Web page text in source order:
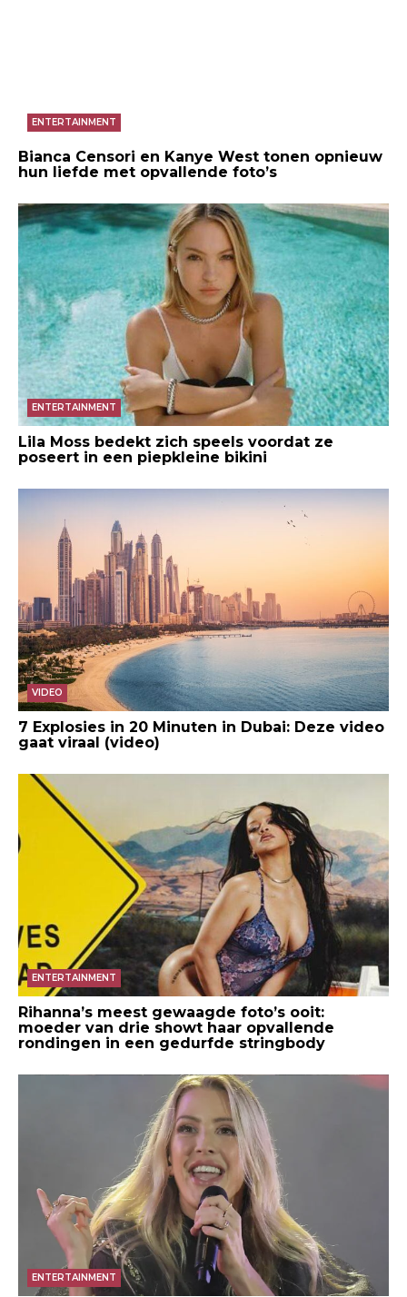
ENTERTAINMENT
Bianca Censori en Kanye West tonen opnieuw
hun liefde met opvallende foto’s
ENTERTAINMENT
Lila Moss bedekt zich speels voordat ze
poseert in een piepkleine bikini
VIDEO
7 Explosies in 20 Minuten in Dubai: Deze video
gaat viraal (video)
ENTERTAINMENT
Rihanna’s meest gewaagde foto’s ooit:
moeder van drie showt haar opvallende
rondingen in een gedurfde stringbody
ENTERTAINMENT